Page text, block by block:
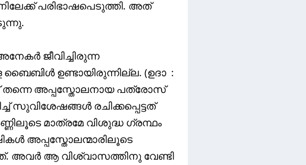
പരിഭാഷപെടുത്തി. അത്
ജീവിച്ചിരുന്ന
ഉണ്ടായിരുന്നില്ല. (ഉദാ :
തന്നെ അപ്പസ്തോലനായ പത്രോസ്
സുവിശേഷങ്ങൾ രചിക്കപ്പെട്ടത്
മാത്രമേ വിശുദ്ധ ഗ്രന്ഥം
അപ്പസ്തോലന്മാരിലൂടെ
അവർ ആ വിശ്വാസത്തിനു വേണ്ടി